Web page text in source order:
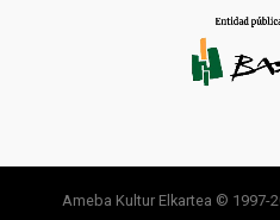
Ameba Kultur Elkartea © 1997-